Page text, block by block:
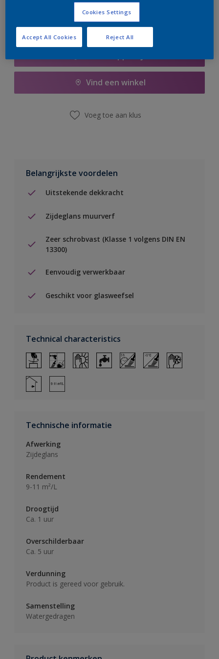
Vind een winkel
Voeg toe aan klus
Belangrijkste voordelen
Uitstekende dekkracht
Zijdeglans muurverf
Zeer schrobvast (Klasse 1 volgens DIN EN
13300)
Eenvoudig verwerkbaar
Geschikt voor glasweefsel
Technical characteristics
Technische informatie
Afwerking
Zijdeglans
Rendement
9-11 m²/L
Droogtijd
Ca. 1 uur
Overschilderbaar
Ca. 5 uur
Verdunning
Product is gereed voor gebruik.
Samenstelling
Watergedragen
Cookies Settings
Reject All
Accept All Cookies